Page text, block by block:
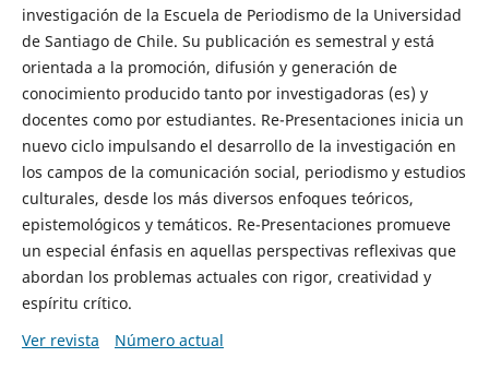
investigación de la Escuela de Periodismo de la Universidad
de Santiago de Chile. Su publicación es semestral y está
orientada a la promoción, difusión y generación de
conocimiento producido tanto por investigadoras (es) y
docentes como por estudiantes. Re-Presentaciones inicia un
nuevo ciclo impulsando el desarrollo de la investigación en
los campos de la comunicación social, periodismo y estudios
culturales, desde los más diversos enfoques teóricos,
epistemológicos y temáticos. Re-Presentaciones promueve
un especial énfasis en aquellas perspectivas reflexivas que
abordan los problemas actuales con rigor, creatividad y
espíritu crítico.
Ver revista
Número actual